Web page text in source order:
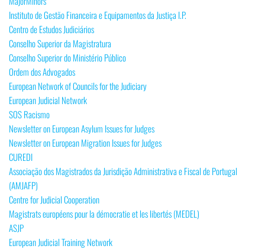
Instituto de Gestão Financeira e Equipamentos da Justiça I.P.
Centro de Estudos Judiciários
Conselho Superior da Magistratura
Conselho Superior do Ministério Público
Ordem dos Advogados
European Network of Councils for the Judiciary
European Judicial Network
SOS Racismo
Newsletter on European Asylum Issues for Judges
Newsletter on European Migration Issues for Judges
CUREDI
Associação dos Magistrados da Jurisdição Administrativa e Fiscal de Portugal
(AMJAFP)
Centre for Judicial Cooperation
Magistrats européens pour la démocratie et les libertés (MEDEL)
ASJP
European Judicial Training Network